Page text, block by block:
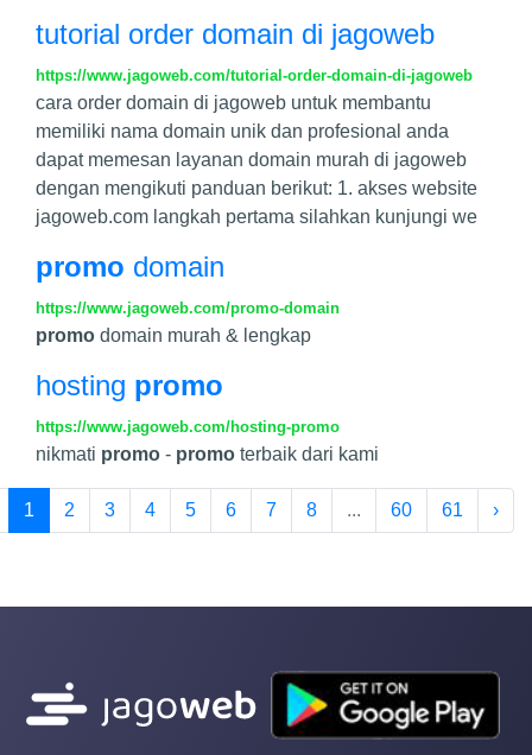
tutorial order domain di jagoweb
https://www.jagoweb.com/tutorial-order-domain-di-jagoweb
cara order domain di jagoweb untuk membantu
memiliki nama domain unik dan profesional anda
dapat memesan layanan domain murah di jagoweb
dengan mengikuti panduan berikut: 1. akses website
jagoweb.com langkah pertama silahkan kunjungi we
promo domain
https://www.jagoweb.com/promo-domain
promo domain murah & lengkap
hosting promo
https://www.jagoweb.com/hosting-promo
nikmati promo - promo terbaik dari kami
1 2 3 4 5 6 7 8 ... 60 61 ›